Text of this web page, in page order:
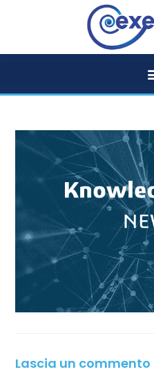
Lascia un commento